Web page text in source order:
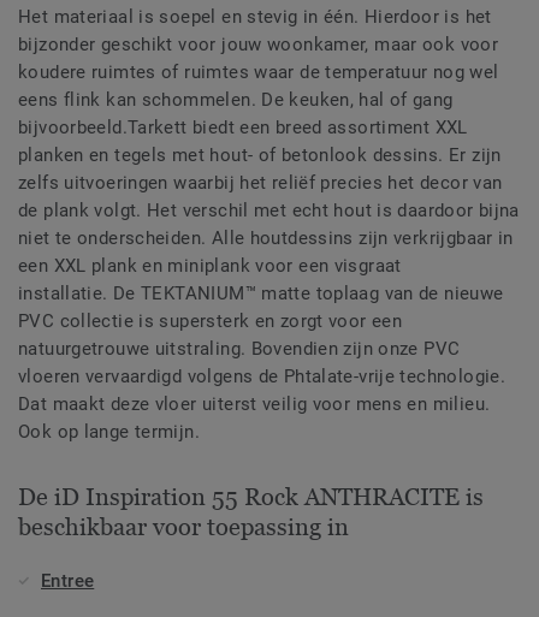
Het materiaal is soepel en stevig in één. Hierdoor is het
bijzonder geschikt voor jouw woonkamer, maar ook voor
koudere ruimtes of ruimtes waar de temperatuur nog wel
eens flink kan schommelen. De keuken, hal of gang
bijvoorbeeld.Tarkett biedt een breed assortiment XXL
planken en tegels met hout- of betonlook dessins. Er zijn
zelfs uitvoeringen waarbij het reliëf precies het decor van
de plank volgt. Het verschil met echt hout is daardoor bijna
niet te onderscheiden. Alle houtdessins zijn verkrijgbaar in
een XXL plank en miniplank voor een visgraat
installatie. De TEKTANIUM™ matte toplaag van de nieuwe
PVC collectie is supersterk en zorgt voor een
natuurgetrouwe uitstraling. Bovendien zijn onze PVC
vloeren vervaardigd volgens de Phtalate-vrije technologie.
Dat maakt deze vloer uiterst veilig voor mens en milieu.
Ook op lange termijn.
De iD Inspiration 55 Rock ANTHRACITE is
beschikbaar voor toepassing in
Entree